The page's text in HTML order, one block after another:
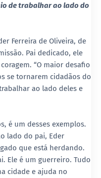
de trabalhar ao lado do
Ferreira de Oliveira, de
Pai dedicado, ele
“O maior desafio
se tornarem cidadãos do
ao lado deles e
é um desses exemplos.
lado do pai, Eder
que está herdando.
Ele é um guerreiro. Tudo
cidade e ajuda no